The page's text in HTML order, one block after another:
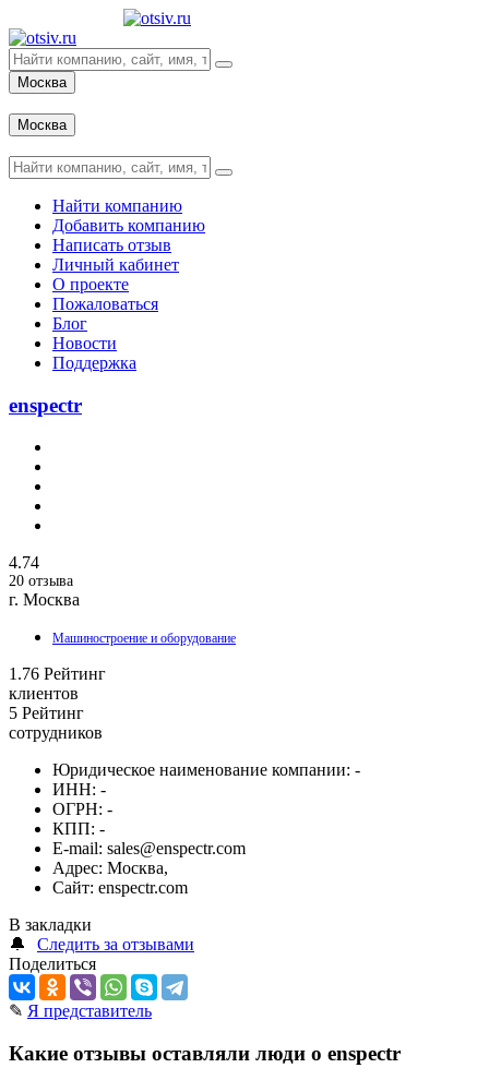
Москва
Москва
Найти компанию
Добавить компанию
Написать отзыв
Личный кабинет
О проекте
Пожаловаться
Блог
Новости
Поддержка
enspectr
4.74
20 отзыва
г. Москва
Машиностроение и оборудование
1.76 Рейтинг
клиентов
5 Рейтинг
сотрудников
Юридическое наименование компании: -
ИНН: -
ОГРН: -
КПП: -
E-mail: sales@enspectr.com
Адрес: Москва,
Сайт: enspectr.com
В закладки
🔔
Следить за отзывами
Поделиться
✎ Я представитель
Какие отзывы оставляли люди о enspectr